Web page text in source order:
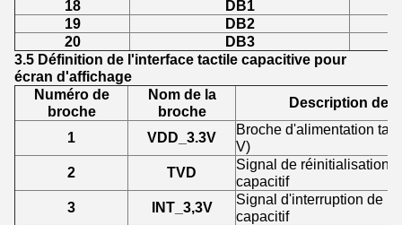
18
DB1
19
DB2
20
DB3
3.5 Définition de l'interface tactile capacitive pour
écran d'affichage
Numéro de
broche
Nom de la
broche
Description de
1 VDD_3.3V
Broche d'alimentation
V)
2
TVD
Signal de réinitialisation
capacitif
3
INT_3,3V
Signal d'interruption de
capacitif